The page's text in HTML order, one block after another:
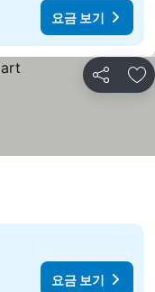
요금 보기
공유 즐
요금 보기